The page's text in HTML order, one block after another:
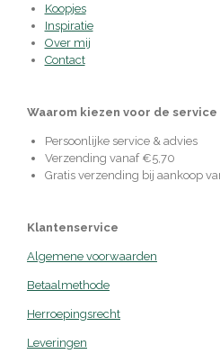
Koopjes
Inspiratie
Over mij
Contact
Waarom kiezen voor de service
Persoonlijke service & advies
Verzending vanaf €5,70
Gratis verzending bij aankoop
Klantenservice
Algemene voorwaarden
Betaalmethode
Herroepingsrecht
Leveringen